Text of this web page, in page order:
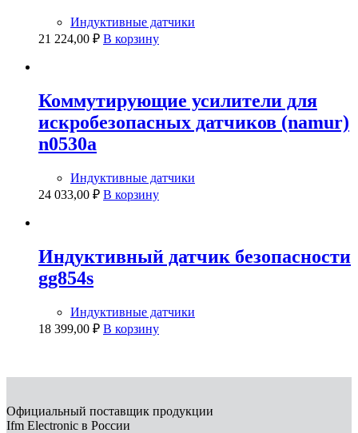
Индуктивные датчики
21 224,00 ₽ В корзину
Коммутирующие усилители для
искробезопасных датчиков (namur)
n0530a
Индуктивные датчики
24 033,00 ₽ В корзину
Индуктивный датчик безопасности
gg854s
Индуктивные датчики
18 399,00 ₽ В корзину
Официальный поставщик продукции
Ifm Electronic в России